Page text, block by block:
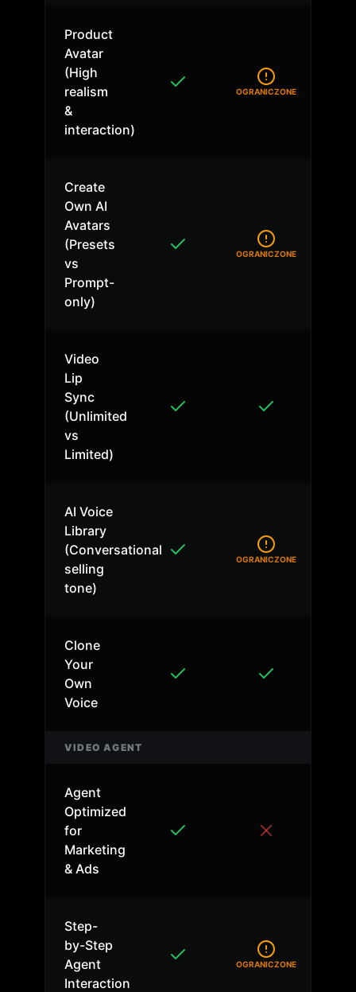
Product
Avatar
(High
realism
&
interaction)
OGRANICZONE
Create
Own AI
Avatars
(Presets
vs
Prompt-
only)
OGRANICZONE
Video
Lip
Sync
(Unlimited
vs
Limited)
AI Voice
Library
(Conversational
selling
tone)
OGRANICZONE
Clone
Your
Own
Voice
VIDEO AGENT
Agent
Optimized
for
Marketing
& Ads
Step-
by-Step
Agent
Interaction
OGRANICZONE